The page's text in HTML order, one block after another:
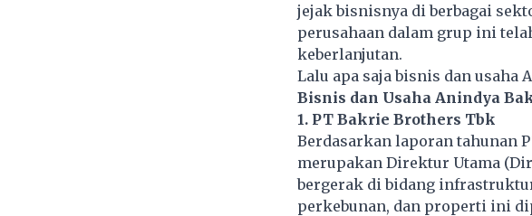
jejak bisnisnya di berbagai
perusahaan dalam grup ini
keberlanjutan.
Lalu apa saja bisnis dan usaha
Bisnis dan Usaha Anindya
1. PT Bakrie Brothers Tbk
Berdasarkan laporan tahunan
merupakan Direktur Utama
bergerak di bidang
perkebunan, dan properti ini